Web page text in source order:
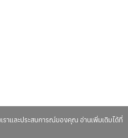
ราและประสบการณ์ของคุณ อ่านเพิ่มเติมได้ที่